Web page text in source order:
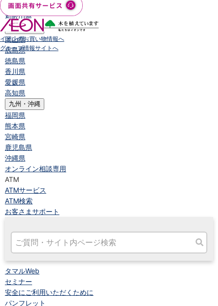
奈良県
和歌山県
中国／四国
岡山県
広島県
徳島県
香川県
愛媛県
高知県
九州・沖縄
福岡県
熊本県
宮崎県
鹿児島県
沖縄県
オンライン相談専用
ATM
ATMサービス
ATM検索
お客さまサポート
タマルWeb
セミナー
安全にご利用いただくために
パンフレット
イオンのお買い物情報へ
グループ情報サイトへ